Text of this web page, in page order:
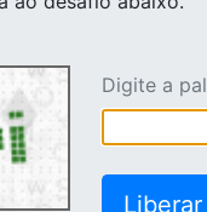
Digite a